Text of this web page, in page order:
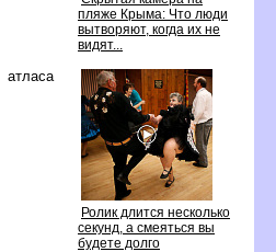
пляже Крыма: Что люди
ытворяют, когда их не
идят...
Ролик длится несколько
секунд, а смеяться вы
удете долго
атласа